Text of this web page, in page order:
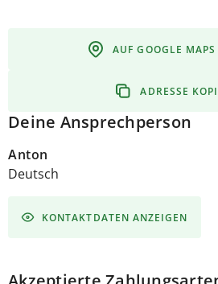
AUF GOOGLE
ADRESSE
Deine Ansprechperson
Anton
Deutsch
KONTAKTDATEN ANZEIGEN